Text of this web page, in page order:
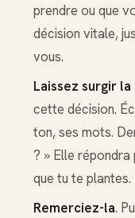
prendre ou que
décision vitale,
vous.
Laissez surgir
cette décision.
ton, ses mots.
? » Elle
que tu te plantes.
Remerciez-la.